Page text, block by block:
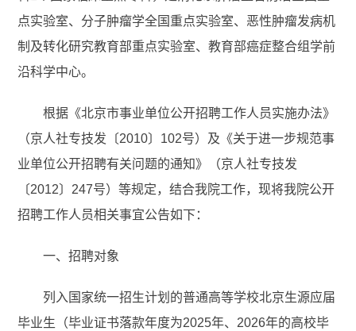
点实验室、分子肿瘤学全国重点实验室、恶性肿瘤发病机
制及转化研究教育部重点实验室、教育部癌症整合组学前
沿科学中心。
根据《北京市事业单位公开招聘工作人员实施办法》
（京人社专技发〔2010〕102号）及《关于进一步规范事
业单位公开招聘有关问题的通知》（京人社专技发
〔2012〕247号）等规定，结合我院工作，现将我院公开
招聘工作人员相关事宜公告如下：
一、招聘对象
列入国家统一招生计划的普通高等学校北京生源应届
毕业生（毕业证书落款年度为2025年、2026年的高校毕